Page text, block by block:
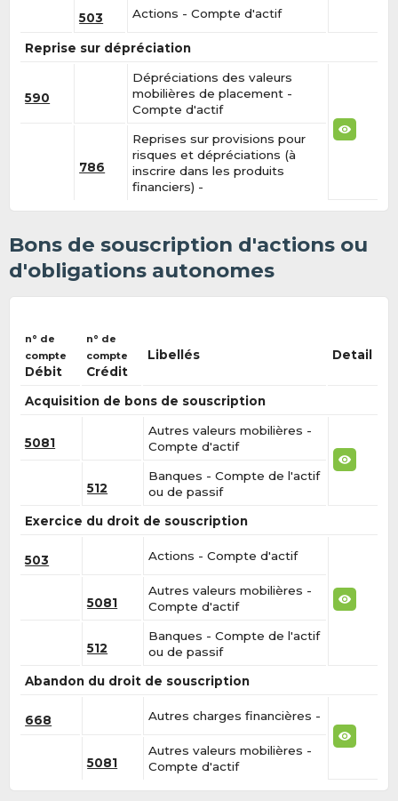
503 Actions - Compte d'actif
Reprise sur dépréciation
590
Dépréciations des valeurs
mobilières de placement -
Compte d'actif
786
Reprises sur provisions pour
risques et dépréciations (à
inscrire dans les produits
financiers) -
Bons de souscription d'actions ou
d'obligations autonomes
n° de
compte
Débit
n° de
compte
Crédit
Libellés Detail
Acquisition de bons de souscription
5081
Autres valeurs mobilières -
Compte d'actif
512
Banques - Compte de l'actif
ou de passif
Exercice du droit de souscription
503 Actions - Compte d'actif
5081
Autres valeurs mobilières -
Compte d'actif
512
Banques - Compte de l'actif
ou de passif
Abandon du droit de souscription
668 Autres charges financières -
5081
Autres valeurs mobilières -
Compte d'actif